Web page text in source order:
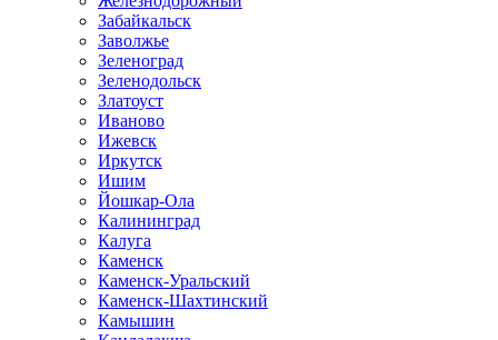
Забайкальск
Заволжье
Зеленоград
Зеленодольск
Златоуст
Иваново
Ижевск
Иркутск
Ишим
Йошкар-Ола
Калининград
Калуга
Каменск
Каменск-Уральский
Каменск-Шахтинский
Камышин